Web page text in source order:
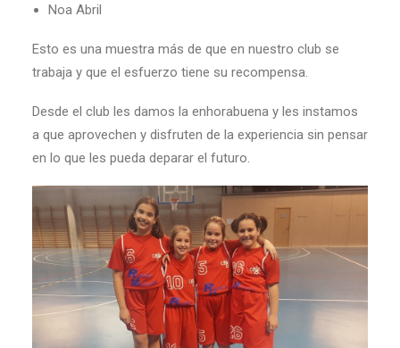
Noa Abril
Esto es una muestra más de que en nuestro club se
trabaja y que el esfuerzo tiene su recompensa.
Desde el club les damos la enhorabuena y les instamos
a que aprovechen y disfruten de la experiencia sin pensar
en lo que les pueda deparar el futuro.